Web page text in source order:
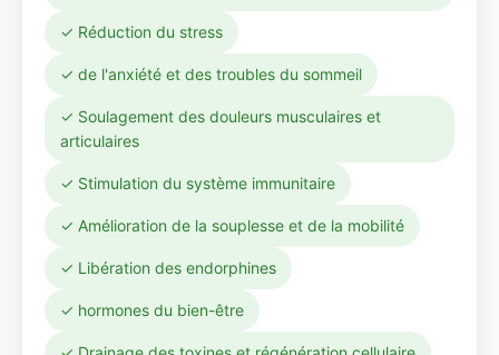
✓ Réduction du stress
✓ de l'anxiété et des troubles du sommeil
✓ Soulagement des douleurs musculaires et
articulaires
✓ Stimulation du système immunitaire
✓ Amélioration de la souplesse et de la mobilité
✓ Libération des endorphines
✓ hormones du bien-être